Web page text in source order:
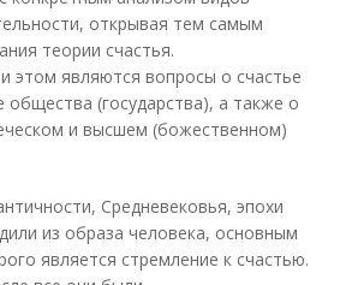
открывая тем самым
теории счастья.
этом являются вопросы о счастье
общества (государства), а также о
и высшем (божественном)
Средневековья, эпохи
из образа человека, основным
является стремление к счастью.